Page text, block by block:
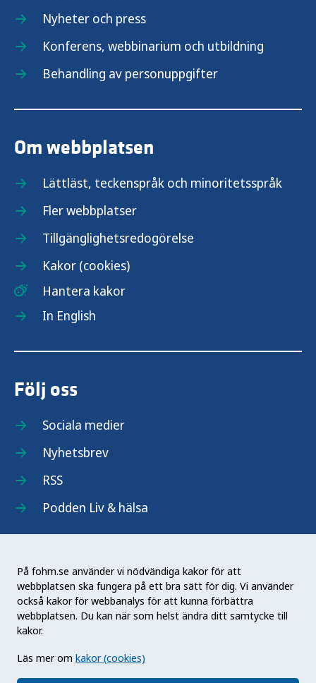
På fohm.se använder vi nödvändiga kakor för att
webbplatsen ska fungera på ett bra sätt för dig. Vi använder
också kakor för webbanalys för att kunna förbättra
webbplatsen. Du kan när som helst ändra ditt samtycke till
kakor.
Läs mer om kakor (cookies)
Nyheter och press
Konferens, webbinarium och utbildning
Behandling av personuppgifter
Om webbplatsen
Lättläst, teckenspråk och minoritetsspråk
Fler webbplatser
Tillgänglighetsredogörelse
Kakor (cookies)
Hantera kakor
In English
Följ oss
Sociala medier
Nyhetsbrev
RSS
Podden Liv & hälsa
Folkhälsomyndigheten (Fohm) är en nationell
kunskapsmyndighet som arbetar för en bättre
folkhälsa. Det gör myndigheten genom att
främja hälsa, förebygga ohälsa och skydda mot